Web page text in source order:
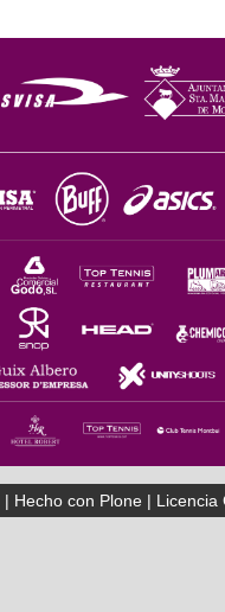
| Hecho con Plone | Licencia